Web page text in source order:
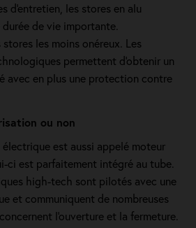
d'entretien, les stores en alu
de vie importante.
les moins onéreux. Les
permettent d'obtenir un
avec en plus une protection contre
ou non
est aussi appelé moteur
ci est parfaitement intégré au tube.
high-tech sont pilotés avec une
et communiquent de nombreuses
l'ouverture et la fermeture.